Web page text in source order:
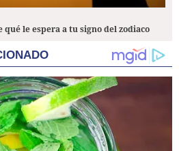
qué le espera a tu signo del zodiaco